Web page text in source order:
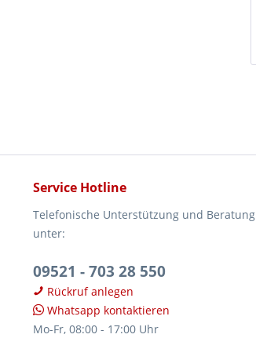
Service Hotline
Telefonische Unterstützung und Beratung
unter:
09521 - 703 28 550
Rückruf anlegen
Whatsapp kontaktieren
Mo-Fr, 08:00 - 17:00 Uhr